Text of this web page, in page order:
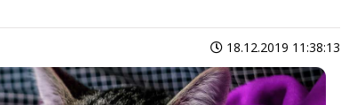
18.12.2019 11:38:13